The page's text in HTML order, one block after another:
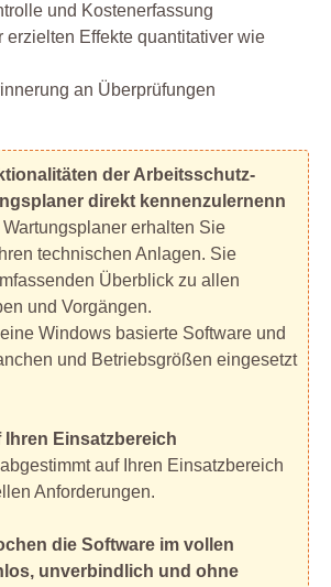
und Kostenerfassung
erzielten Effekte quantitativer wie
an Überprüfungen
der Arbeitsschutz-
direkt kennenzulernenn
erhalten Sie
technischen Anlagen. Sie
Überblick zu allen
und Vorgängen.
Windows basierte Software und
und Betriebsgrößen eingesetzt
Einsatzbereich
auf Ihren Einsatzbereich
Anforderungen.
die Software im vollen
unverbindlich und ohne